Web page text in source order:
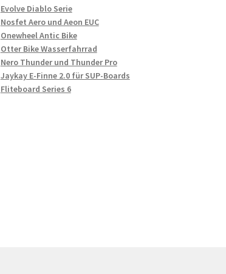
Evolve Diablo Serie
Nosfet Aero und Aeon EUC
Onewheel Antic Bike
Otter Bike Wasserfahrrad
Nero Thunder und Thunder Pro
Jaykay E-Finne 2.0 für SUP-Boards
Fliteboard Series 6